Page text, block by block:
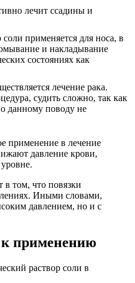
лечит ссадины и
применяется для носа, в
и накладывание
состояниях как
лечение рака.
судить сложно, так как
данному поводу не
применение в лечение
давление крови,
в том, что повязки
Иными словами,
давлением, но и с
применению